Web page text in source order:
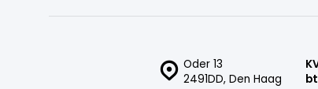
Oder 13
2491DD, Den Haag